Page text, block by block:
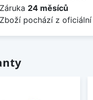
Záruka 24 měsíců
Zboží pochází z